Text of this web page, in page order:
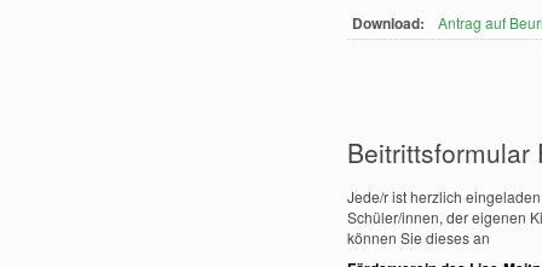
Download: Antrag auf
Beitrittsformular
Jede/r ist herzlich
Schüler/innen, der eigenen
können Sie dieses an